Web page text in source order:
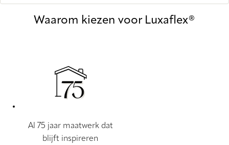
Waarom kiezen voor Luxaflex®
Al 75 jaar maatwerk dat
blijft inspireren